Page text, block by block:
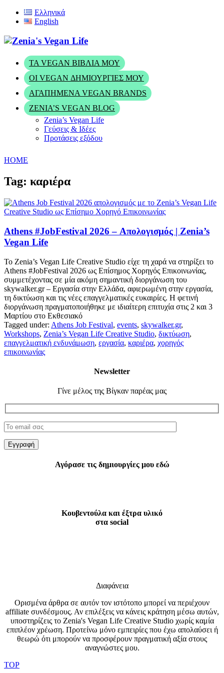
Ελληνικά
English
ΤΑ VEGAN ΒΙΒΛΊΑ ΜΟΥ
ΟΙ VEGAN ΔΗΜΙΟΥΡΓΊΕΣ ΜΟΥ
ΑΓΑΠΗΜΈΝΑ VEGAN BRANDS
ZENIA’S VEGAN BLOG
Zenia’s Vegan Life
Γεύσεις & Ιδέες
Προτάσεις εξόδου
HOME
Tag: καριέρα
Athens #JobFestival 2026 – Απολογισμός | Zenia’s
Vegan Life
Το Zenia’s Vegan Life Creative Studio είχε τη χαρά να στηρίξει το
Athens #JobFestival 2026 ως Επίσημος Χορηγός Επικοινωνίας,
συμμετέχοντας σε μία ακόμη σημαντική διοργάνωση του
skywalker.gr – Εργασία στην Ελλάδα, αφιερωμένη στην εργασία,
τη δικτύωση και τις νέες επαγγελματικές ευκαιρίες. Η φετινή
διοργάνωση πραγματοποιήθηκε με ιδιαίτερη επιτυχία στις 2 και 3
Μαρτίου στο Εκθεσιακό
Tagged under: Athens Job Festival, events, skywalker.gr,
Workshops, Zenia’s Vegan Life Creative Studio, δικτύωση,
επαγγελματική ενδυνάμωση, εργασία, καριέρα, χορηγός
επικοινωνίας
Newsletter
Γίνε μέλος της Βίγκαν παρέας μας
Αγόρασε τις δημιουργίες μου εδώ
Κουβεντούλα και έξτρα υλικό
στα social
Διαφάνεια
Ορισμένα άρθρα σε αυτόν τον ιστότοπο μπορεί να περιέχουν
affiliate συνδέσμους. Αν επιλέξεις να κάνεις κράτηση μέσω αυτών,
υποστηρίζεις το Zenia's Vegan Life Creative Studio χωρίς καμία
επιπλέον χρέωση. Προτείνω μόνο εμπειρίες που έχω απολαύσει ή
θεωρώ ότι μπορούν να προσφέρουν πραγματική αξία στους
αναγνώστες μου.
TOP